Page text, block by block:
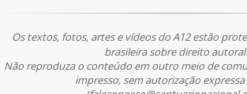
Os textos, fotos, artes e vídeos do A12 estão
brasileira sobre direito autoral.
Não reproduza o conteúdo em outro meio de
impresso, sem autorização expressa